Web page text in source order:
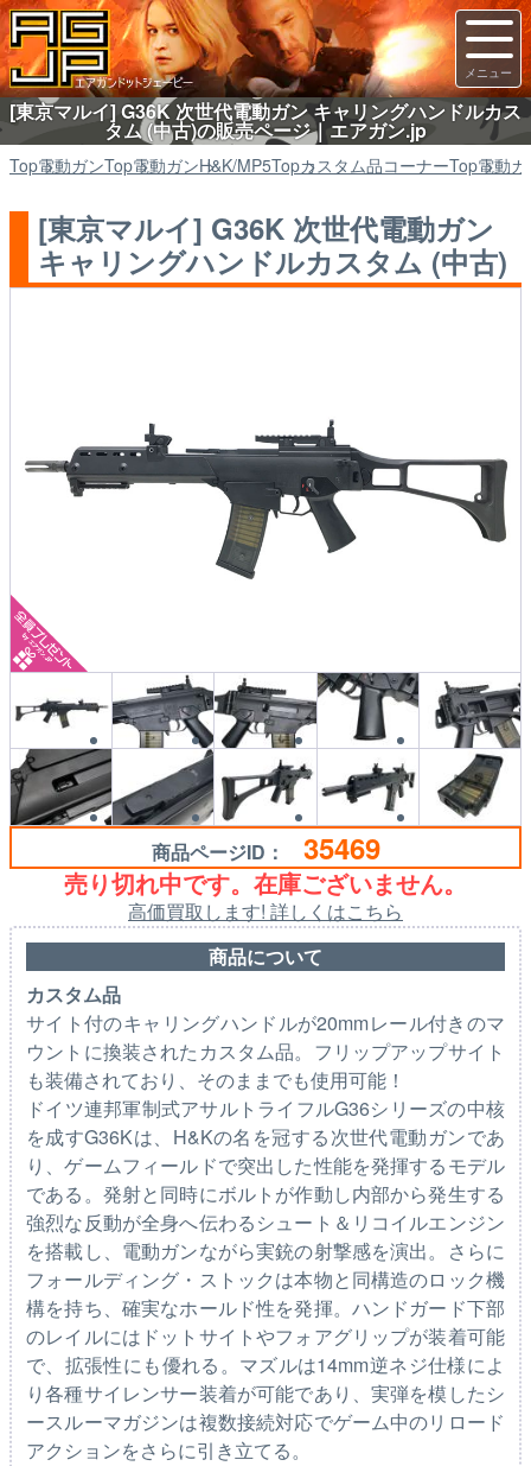
[東京マルイ] G36K 次世代電動ガン キャリングハンドルカス
タム (中古)の販売ページ｜エアガン.jp
Top電動ガンTop電動ガンH&K/MP5Topカスタム品コーナーTop電動
[東京マルイ] G36K 次世代電動ガン
キャリングハンドルカスタム (中古)
商品ページID： 35469
売り切れ中です。在庫ございません。
高価買取します! 詳しくはこちら
商品について
カスタム品
サイト付のキャリングハンドルが20mmレール付きのマ
ウントに換装されたカスタム品。フリップアップサイト
も装備されており、そのままでも使用可能！
ドイツ連邦軍制式アサルトライフルG36シリーズの中核
を成すG36Kは、H&Kの名を冠する次世代電動ガンであ
り、ゲームフィールドで突出した性能を発揮するモデル
である。発射と同時にボルトが作動し内部から発生する
強烈な反動が全身へ伝わるシュート＆リコイルエンジン
を搭載し、電動ガンながら実銃の射撃感を演出。さらに
フォールディング・ストックは本物と同構造のロック機
構を持ち、確実なホールド性を発揮。ハンドガード下部
のレイルにはドットサイトやフォアグリップが装着可能
で、拡張性にも優れる。マズルは14mm逆ネジ仕様によ
り各種サイレンサー装着が可能であり、実弾を模したシ
ースルーマガジンは複数接続対応でゲーム中のリロード
アクションをさらに引き立てる。